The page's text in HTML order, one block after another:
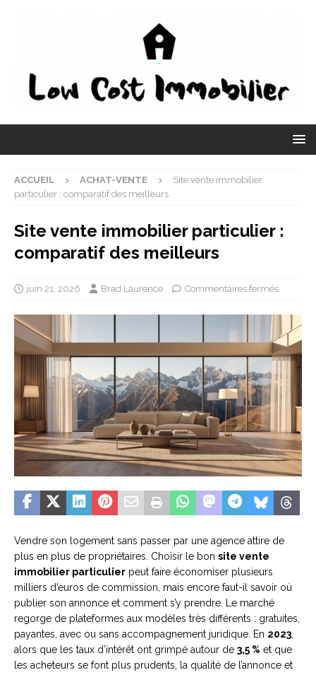
ACCUEIL ACHAT-VENTE
Site vente immobilier
particulier : comparatif des meilleurs
Site vente immobilier particulier :
comparatif des meilleurs
juin 21, 2026 Brad Laurence Commentaires fermés
Vendre son logement sans passer par une agence attire de
plus en plus de propriétaires. Choisir le bon site vente
immobilier particulier peut faire économiser plusieurs
milliers d’euros de commission, mais encore faut-il savoir où
publier son annonce et comment s’y prendre. Le marché
regorge de plateformes aux modèles très différents : gratuites,
payantes, avec ou sans accompagnement juridique. En 2023,
alors que les taux d’intérêt ont grimpé autour de 3,5 % et que
les acheteurs se font plus prudents, la qualité de l’annonce et